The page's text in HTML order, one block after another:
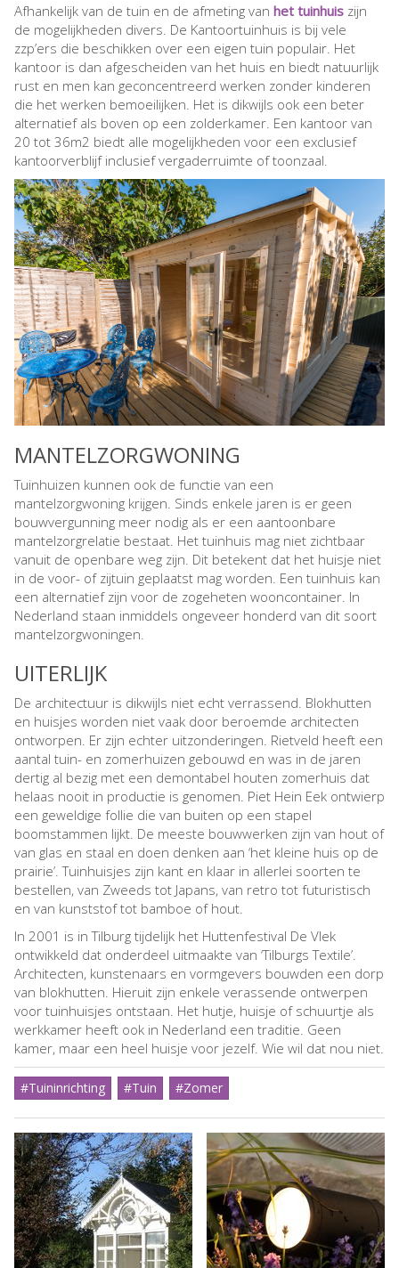
Afhankelijk van de tuin en de afmeting van het tuinhuis zijn
de mogelijkheden divers. De Kantoortuinhuis is bij vele
zzp’ers die beschikken over een eigen tuin populair. Het
kantoor is dan afgescheiden van het huis en biedt natuurlijk
rust en men kan geconcentreerd werken zonder kinderen
die het werken bemoeilijken. Het is dikwijls ook een beter
alternatief als boven op een zolderkamer. Een kantoor van
20 tot 36m2 biedt alle mogelijkheden voor een exclusief
kantoorverblijf inclusief vergaderruimte of toonzaal.
MANTELZORGWONING
Tuinhuizen kunnen ook de functie van een
mantelzorgwoning krijgen. Sinds enkele jaren is er geen
bouwvergunning meer nodig als er een aantoonbare
mantelzorgrelatie bestaat. Het tuinhuis mag niet zichtbaar
vanuit de openbare weg zijn. Dit betekent dat het huisje niet
in de voor- of zijtuin geplaatst mag worden. Een tuinhuis kan
een alternatief zijn voor de zogeheten wooncontainer. In
Nederland staan inmiddels ongeveer honderd van dit soort
mantelzorgwoningen.
UITERLIJK
De architectuur is dikwijls niet echt verrassend. Blokhutten
en huisjes worden niet vaak door beroemde architecten
ontworpen. Er zijn echter uitzonderingen. Rietveld heeft een
aantal tuin- en zomerhuizen gebouwd en was in de jaren
dertig al bezig met een demontabel houten zomerhuis dat
helaas nooit in productie is genomen. Piet Hein Eek ontwierp
een geweldige follie die van buiten op een stapel
boomstammen lijkt. De meeste bouwwerken zijn van hout of
van glas en staal en doen denken aan ‘het kleine huis op de
prairie’. Tuinhuisjes zijn kant en klaar in allerlei soorten te
bestellen, van Zweeds tot Japans, van retro tot futuristisch
en van kunststof tot bamboe of hout.
In 2001 is in Tilburg tijdelijk het Huttenfestival De Vlek
ontwikkeld dat onderdeel uitmaakte van ‘Tilburgs Textile’.
Architecten, kunstenaars en vormgevers bouwden een dorp
van blokhutten. Hieruit zijn enkele verassende ontwerpen
voor tuinhuisjes ontstaan. Het hutje, huisje of schuurtje als
werkkamer heeft ook in Nederland een traditie. Geen
kamer, maar een heel huisje voor jezelf. Wie wil dat nou niet.
#Tuininrichting #Tuin #Zomer